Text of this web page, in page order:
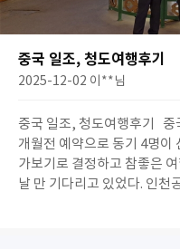
중국 일조, 청도여행후기
2025-12-02 이**님
중국 일조, 청도여행후기 중국 청도여행 이번이 두 번째로 일찍 2
개월전 예약으로 동기 4명이
가보기로 결정하고 참좋은
날 만 기다리고 있었다. 인천공항에서 12시30분에 친구들 4명이 만
나 여유롭고 순탄한 여행의